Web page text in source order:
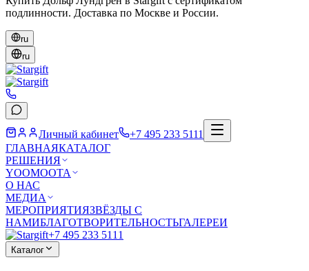
подлинности. Доставка по Москве и России.
ru
ru
Личный кабинет
+7 495 233 5111
ГЛАВНАЯКАТАЛОГ
РЕШЕНИЯ
YOOMOOTA
О НАС
МЕДИА
МЕРОПРИЯТИЯЗВЁЗДЫ С
НАМИБЛАГОТВОРИТЕЛЬНОСТЬГАЛЕРЕИ
+7 495 233 5111
Каталог